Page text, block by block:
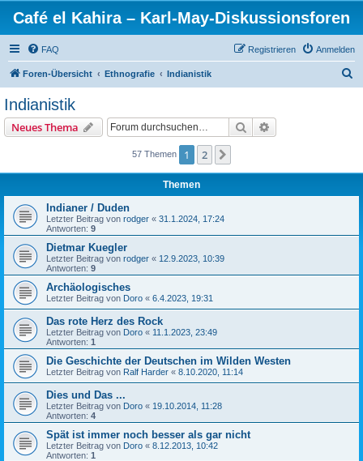
Café el Kahira – Karl-May-Diskussionsforen
FAQ Anmelden
Registrieren
Foren-Übersicht Ethnografie Indianistik
Indianistik
Neues Thema Suche
57 Themen 1 2
Themen
Indianer / Duden
Letzter Beitrag von rodger « 31.1.2024, 17:24
Antworten: 9
Dietmar Kuegler
Letzter Beitrag von rodger « 12.9.2023, 10:39
Antworten: 9
Archäologisches
Letzter Beitrag von Doro « 6.4.2023, 19:31
Das rote Herz des Rock
Letzter Beitrag von Doro « 11.1.2023, 23:49
Antworten: 1
Die Geschichte der Deutschen im Wilden Westen
Letzter Beitrag von Ralf Harder « 8.10.2020, 11:14
Dies und Das ...
Letzter Beitrag von Doro « 19.10.2014, 11:28
Antworten: 4
Spät ist immer noch besser als gar nicht
Letzter Beitrag von Doro « 8.12.2013, 10:42
Antworten: 1